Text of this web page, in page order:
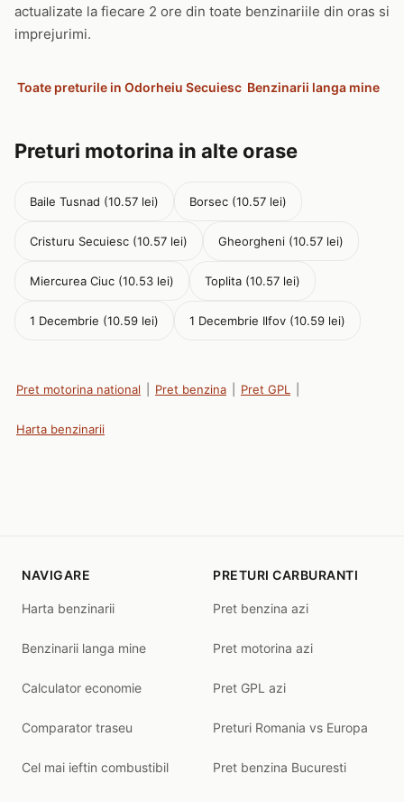
actualizate la fiecare 2 ore din toate benzinariile din oras si
imprejurimi.
Toate preturile in Odorheiu Secuiesc Benzinarii langa mine
Preturi motorina in alte orase
Baile Tusnad (10.57 lei) Borsec (10.57 lei)
Cristuru Secuiesc (10.57 lei) Gheorgheni (10.57 lei)
Miercurea Ciuc (10.53 lei) Toplita (10.57 lei)
1 Decembrie (10.59 lei) 1 Decembrie Ilfov (10.59 lei)
Pret motorina national Pret benzina Pret GPL
Harta benzinarii
NAVIGARE
Harta benzinarii
Benzinarii langa mine
Calculator economie
Comparator traseu
Cel mai ieftin combustibil
PRETURI CARBURANTI
Pret benzina azi
Pret motorina azi
Pret GPL azi
Preturi Romania vs Europa
Pret benzina Bucuresti